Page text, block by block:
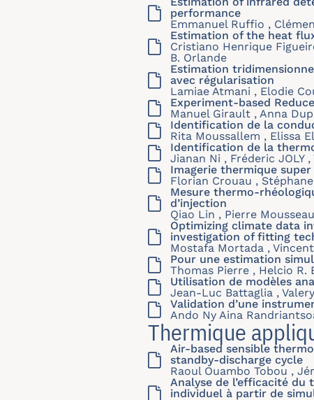
performance
Emmanuel Ruffio ,
Estimation of the heat
Cristiano Henrique
B. Orlande
Estimation
avec régularisation
Lamiae Atmani , Elodie
Experiment-based
Manuel Girault , Anna
Identification de la
Rita Moussallem , Elissa
Identification de la
Jianan Ni , Fréderic JOLY
Imagerie thermique
Florian Crouau ,
Mesure thermo-
d’injection
Qiao Lin , Pierre
Optimizing climate data
investigation of fitting
Mostafa Mortada ,
Pour une estimation
Thomas Pierre , Helcio R.
Utilisation de modèles
Jean-Luc Battaglia ,
Validation d’une
Ando Ny Aina
Thermique
Air-based sensible
standby-discharge cycle
Raoul Ouambo Tobou ,
Analyse de l’efficacité
individuel à partir de